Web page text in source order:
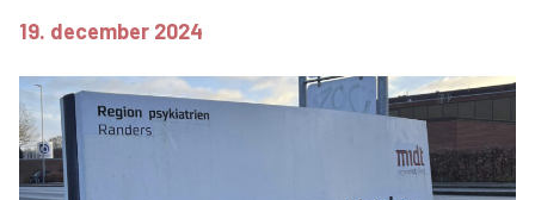
19. december 2024